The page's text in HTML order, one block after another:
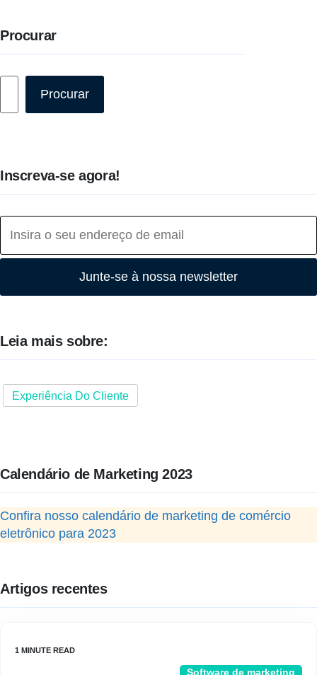
Procurar
Procurar
Inscreva-se agora!
Junte-se à nossa newsletter
Leia mais sobre:
Experiência Do Cliente
Calendário de Marketing 2023
Confira nosso calendário de marketing de comércio
eletrônico para 2023
Artigos recentes
Software de marketing